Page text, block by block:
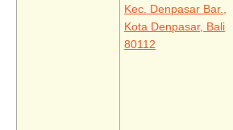
Kec. Denpasar Bar.,
Kota Denpasar, Bali
80112